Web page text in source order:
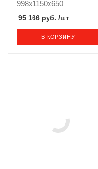
998x1150x650
95 166 руб. /шт
В КОРЗИНУ